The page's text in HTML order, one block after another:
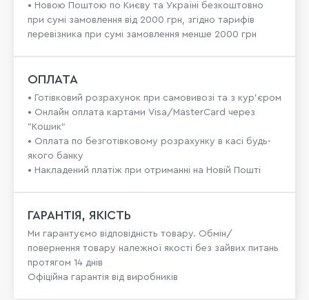
• Новою Поштою по Києву та Україні безкоштовно
при сумі замовлення від 2000 грн, згідно тарифів
перевізника при сумі замовлення менше 2000 грн
ОПЛАТА
• Готівковий розрахунок при самовивозі та з кур’єром
• Онлайн оплата картами Visa/MasterCard через
"Кошик"
• Оплата по безготівковому розрахунку в касі будь-
якого банку
• Накладений платіж при отриманні на Новій Пошті
ГАРАНТІЯ, ЯКІСТЬ
Ми гарантуємо відповідність товару. Обмін/
повернення товару належної якості без зайвих питань
протягом 14 днів
Офіційна гарантія від виробників